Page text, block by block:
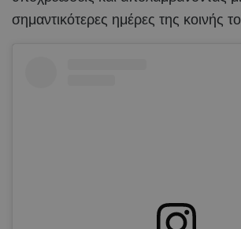
σημαντικότερες ημέρες της κοινής